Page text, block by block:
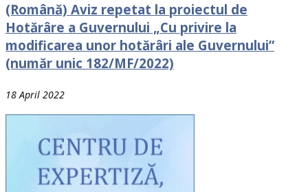
(Română) Aviz repetat la proiectul de
Hotărâre a Guvernului „Cu privire la
modificarea unor hotărâri ale Guvernului”
(număr unic 182/MF/2022)
18 April 2022